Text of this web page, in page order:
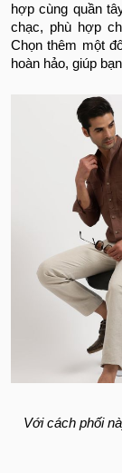
hợp cùng quần
chạc, phù hợp
Chọn thêm một
hoàn hảo, giúp
Với cách phối